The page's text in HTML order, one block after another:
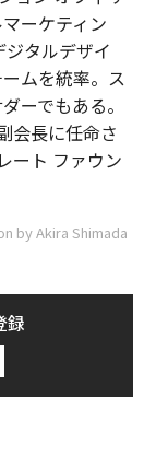
ーケティン
タルデザイ
ムを統率。ス
ーでもある。
会長に任命さ
ート ファウン
by Akira Shimada
録